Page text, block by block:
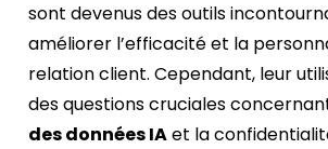
sont devenus des outils
améliorer l’efficacité et la
relation client. Cependant, leur
des questions cruciales
des données IAet la